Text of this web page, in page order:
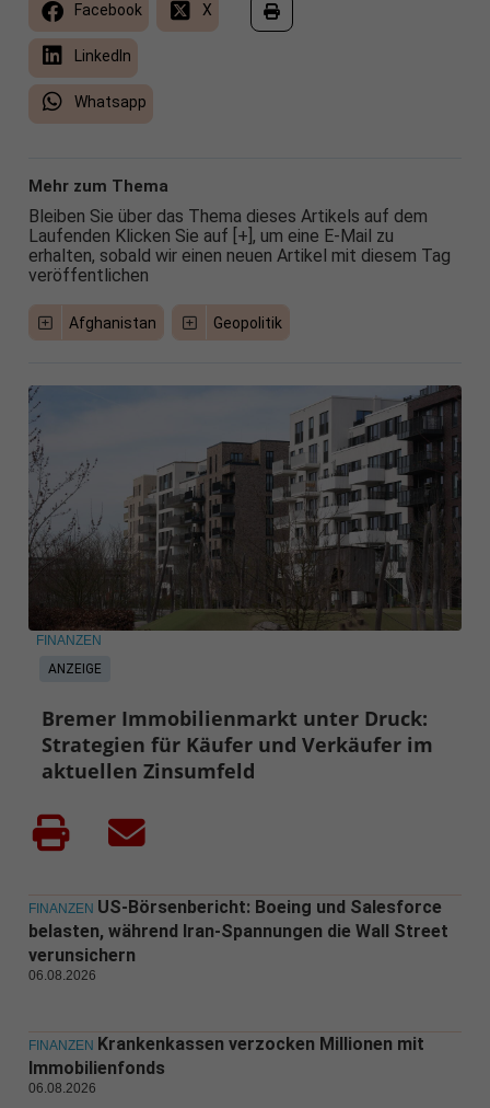
Facebook X
LinkedIn
Whatsapp
Mehr zum Thema
Bleiben Sie über das Thema dieses Artikels auf dem
Laufenden Klicken Sie auf [+], um eine E-Mail zu
erhalten, sobald wir einen neuen Artikel mit diesem Tag
veröffentlichen
Afghanistan Geopolitik
ANZEIGE
FINANZEN
Bremer Immobilienmarkt unter Druck:
Strategien für Käufer und Verkäufer im
aktuellen Zinsumfeld
FINANZEN US-Börsenbericht: Boeing und Salesforce
belasten, während Iran-Spannungen die Wall Street
verunsichern
06.08.2026
FINANZEN Krankenkassen verzocken Millionen mit
Immobilienfonds
06.08.2026